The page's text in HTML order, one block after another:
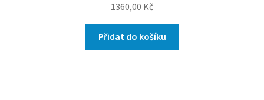
1360,00 Kč
Přidat do košíku